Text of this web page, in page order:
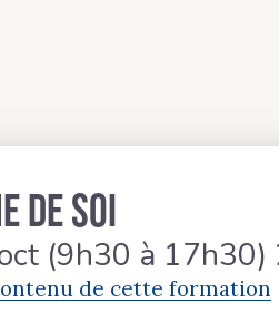
de soi
(9h30 à
de cette formation